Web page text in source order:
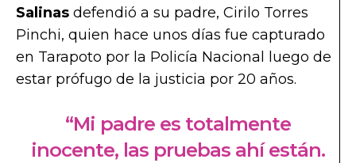
Salinas defendió a su padre, Cirilo Torres
Pinchi, quien hace unos días fue capturado
en Tarapoto por la Policía Nacional luego de
estar prófugo de la justicia por 20 años.
“Mi padre es totalmente
inocente, las pruebas ahí están.